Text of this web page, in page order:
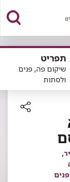
תפריט
שיקום פה, פנים
ולסתות